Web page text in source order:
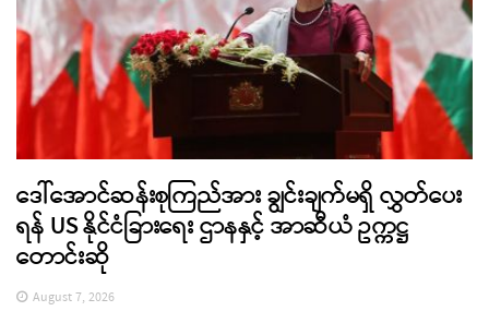
ဒေါ်အောင်ဆန်းစုကြည်အား ချွင်းချက်မရှိ လွှတ်ပေး
ရန် US နိုင်ငံခြားရေး ဌာနနှင့် အာဆီယံ ဥက္ကဋ္ဌ
တောင်းဆို
August 7, 2026